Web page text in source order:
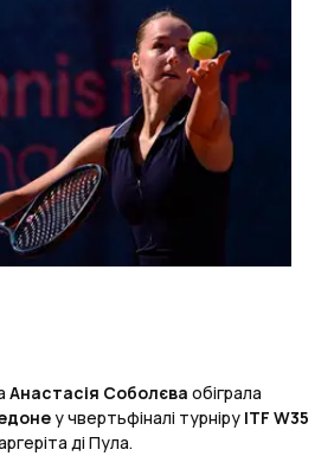
Анастасія Соболєва обіграла
у чвертьфіналі турніру ITF W35
ді Пула.